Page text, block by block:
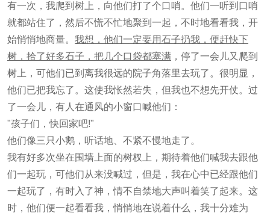
有一次，我爬到树上，向他们打了个口哨。他们一听到口哨
就都站住了，然后不慌不忙地聚到一起，不时地看看我，开
始悄悄地商量。 我想，他们一定要用石子扔我，便赶快下
树， 拾了好多石子，把几个口袋都塞满 ，停了一会儿又爬到
树上，可他们已到离我很远的院子角落里去玩了。很明显，
他们已把我忘了。这使我怅然若失，但我也不想先开仗。过
了一会儿，有人在通风的小窗口喊他们：
"孩子们，快回家吧!"
他们像三只小鹅，听话地、不紧不慢地走了。
我有好多次坐在围墙上面的树杈上，期待着他们喊我去跟他
们一起玩，可他们从来没喊过，但是，我在心中已经跟他们
一起玩了，有时入了神，情不自禁地大声叫着笑了起来。这
时，他们便一起看看我，悄悄地在说着什么，我十分难为